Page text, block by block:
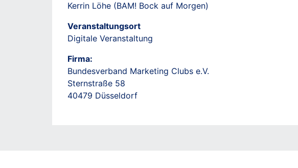
Kerrin Löhe (BAM! Bock auf Morgen)
Veranstaltungsort
Digitale Veranstaltung
Firma:
Bundesverband Marketing Clubs e.V.
Sternstraße 58
40479 Düsseldorf